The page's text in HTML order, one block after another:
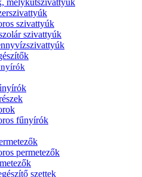
szivattyúk
szivattyúk
fűnyírók
permetezők
szettek